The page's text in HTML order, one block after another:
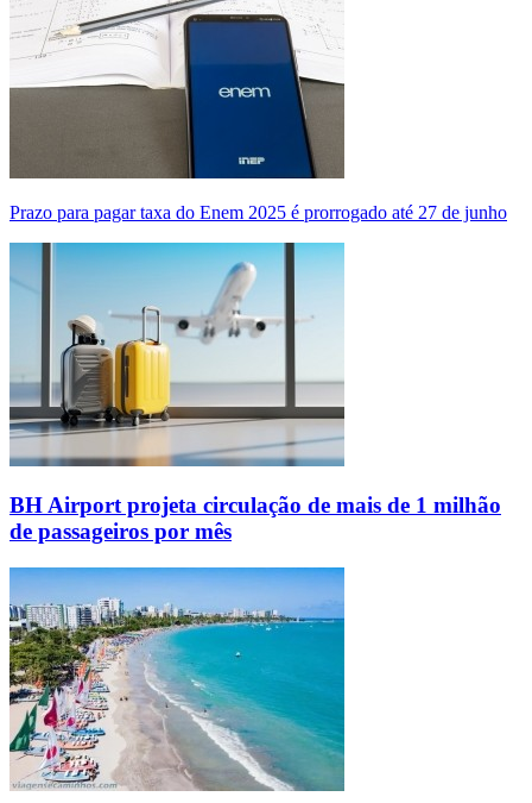
Prazo para pagar taxa do Enem 2025 é prorrogado até 27 de junho
BH Airport projeta circulação de mais de 1 milhão
de passageiros por mês